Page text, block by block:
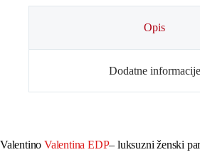
Opis
Dodatne informacije
Valentino Valentina EDP– luksuzni ženski